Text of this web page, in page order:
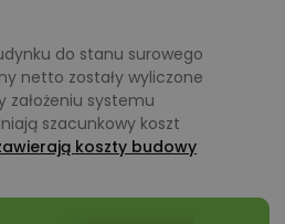
do stanu surowego
netto zostały wyliczone
założeniu systemu
szacunkowy koszt
koszty budowy